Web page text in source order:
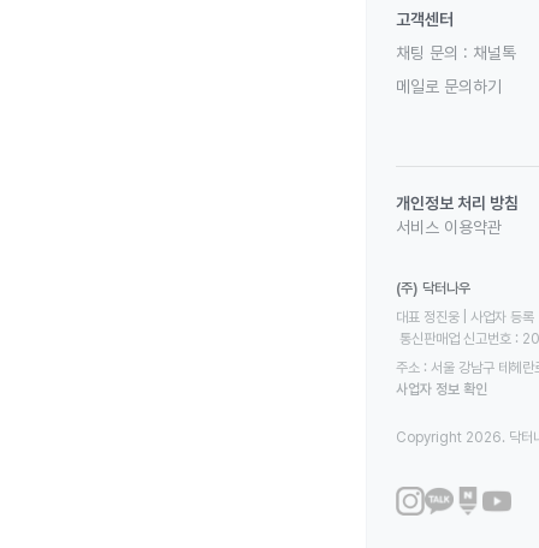
고객센터
채팅 문의 : 채널톡
메일로 문의하기
개인정보 처리 방침
서비스 이용약관
(주) 닥터나우
대표 정진웅 | 사업자
통신판매업 신고번호
주소 : 서울 강남구 테헤
사업자 정보 확인
Copyright 2026. 닥터